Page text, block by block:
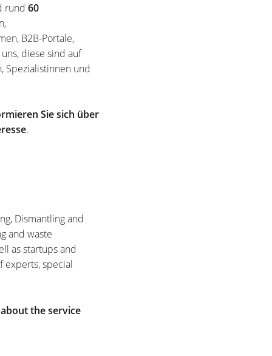
rund 60
B2B-Portale,
diese sind auf
Spezialistinnen und
Sie sich über
.
Dismantling and
and waste
as startups and
experts, special
the service